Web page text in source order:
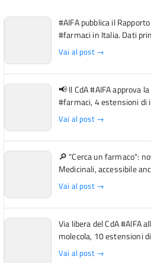
#AIFA pubblica il
#farmaci in Italia. Dati
Vai al post →
📢 Il CdA #AIFA approva
#farmaci, 4 estensioni di
Vai al post →
🔎 "Cerca un farmaco":
Medicinali, accessibile
Vai al post →
Via libera del CdA #AIFA
molecola, 10 estensioni
Vai al post →